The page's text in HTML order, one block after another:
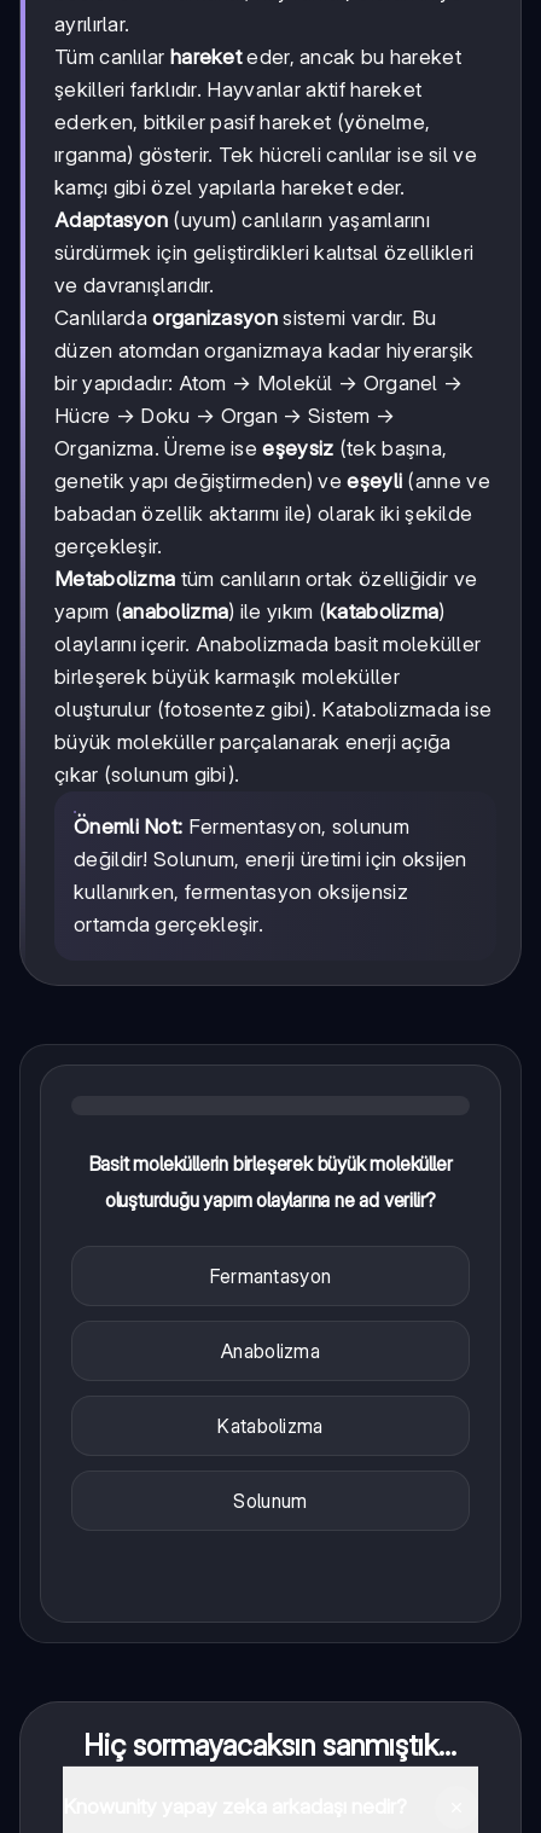
ayrılırlar.
Tüm canlılar hareketeder, ancak bu hareket
şekilleri farklıdır. Hayvanlar aktif hareket
ederken, bitkiler pasif hareket (yönelme,
ırganma) gösterir. Tek hücreli canlılar ise sil ve
kamçı gibi özel yapılarla hareket eder.
Adaptasyon (uyum) canlıların yaşamlarını
sürdürmek için geliştirdikleri kalıtsal özellikleri
ve davranışlarıdır.
Canlılardaorganizasyonsistemi vardır. Bu
düzen atomdan organizmaya kadar hiyerarşik
bir yapıdadır: Atom → Molekül → Organel →
Hücre → Doku → Organ → Sistem →
Organizma. Üreme iseeşeysiz (tek başına,
genetik yapı değiştirmeden) veeşeyli (anne ve
babadan özellik aktarımı ile) olarak iki şekilde
gerçekleşir.
Metabolizma tüm canlıların ortak özelliğidir ve
yapım (anabolizma) ile yıkım (katabolizma)
olaylarını içerir. Anabolizmada basit moleküller
birleşerek büyük karmaşık moleküller
oluşturulur (fotosentez gibi). Katabolizmada ise
büyük moleküller parçalanarak enerji açığa
çıkar (solunum gibi).
Önemli Not: Fermentasyon, solunum
değildir! Solunum, enerji üretimi için oksijen
kullanırken, fermentasyon oksijensiz
ortamda gerçekleşir.
Basit moleküllerin birleşerek büyük moleküller
oluşturduğu yapım olaylarına ne ad verilir?
Fermantasyon
Anabolizma
Katabolizma
Solunum
Hiç sormayacaksın sanmıştık...